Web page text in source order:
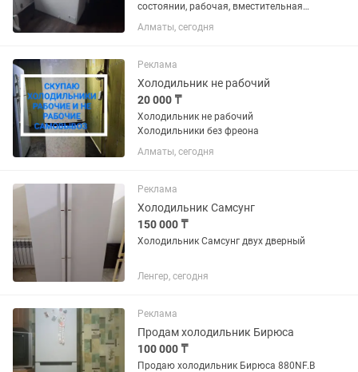
состоянии, рабочая, вместительная
Ширина - 50 см Длина - 90 см Высота -
Алматы, сегодня
Реклама
Холодильник не рабочий
20 000 ₸
Холодильник не рабочий
Холодильники без фреона
Алматы, сегодня
Реклама
Холодильник Самсунг
150 000 ₸
Холодильник Самсунг двух дверный
Ленгер, сегодня
Реклама
Продам холодильник Бирюса
100 000 ₸
Продаю холодильник Бирюса 880NF.В